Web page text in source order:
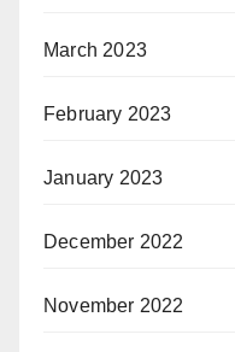
March 2023
February 2023
January 2023
December 2022
November 2022